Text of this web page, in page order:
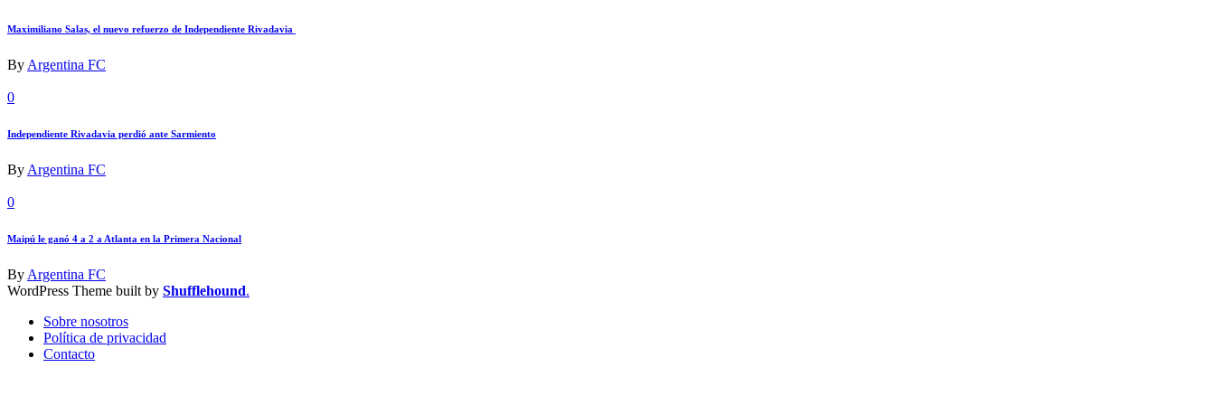
Maximiliano Salas, el nuevo refuerzo de Independiente Rivadavia
By Argentina FC
0
Independiente Rivadavia perdió ante Sarmiento
By Argentina FC
0
Maipú le ganó 4 a 2 a Atlanta en la Primera Nacional
By Argentina FC
WordPress Theme built by Shufflehound.
Sobre nosotros
Política de privacidad
Contacto